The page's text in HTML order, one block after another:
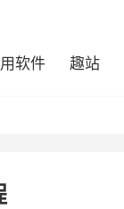
软件 趣站